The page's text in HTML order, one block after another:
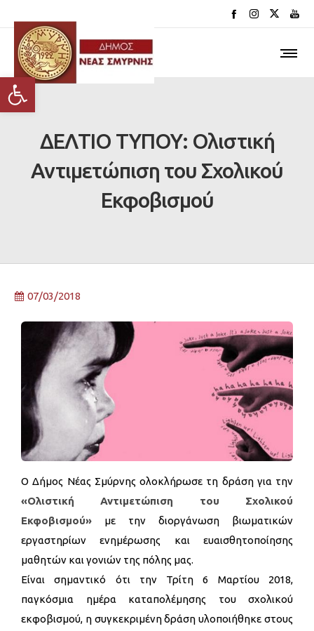
Ανοίξτε τη γραμμή εργαλείων
ΔΕΛΤΙΟ ΤΥΠΟΥ: Ολιστική
Αντιμετώπιση του Σχολικού
Εκφοβισμού
07/03/2018
Ο Δήμος Νέας Σμύρνης ολοκλήρωσε τη δράση για την
«Ολιστική Αντιμετώπιση του Σχολικού
Εκφοβισμού» με την διοργάνωση βιωματικών
εργαστηρίων ενημέρωσης και ευαισθητοποίησης
μαθητών και γονιών της πόλης μας.
Είναι σημαντικό ότι την Τρίτη 6 Μαρτίου 2018,
παγκόσμια ημέρα καταπολέμησης του σχολικού
εκφοβισμού, η συγκεκριμένη δράση υλοποιήθηκε στους